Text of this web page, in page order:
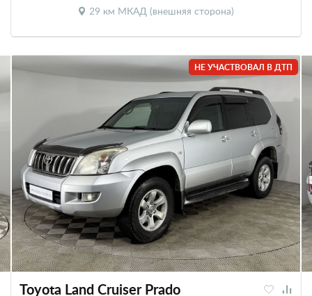
29 км МКАД (внешняя сторона)
НЕ УЧАСТВОВАЛ В ДТП
Toyota Land Cruiser Prado